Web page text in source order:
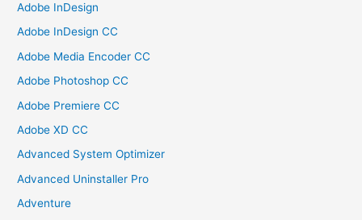
Adobe InDesign
Adobe InDesign CC
Adobe Media Encoder CC
Adobe Photoshop CC
Adobe Premiere CC
Adobe XD CC
Advanced System Optimizer
Advanced Uninstaller Pro
Adventure